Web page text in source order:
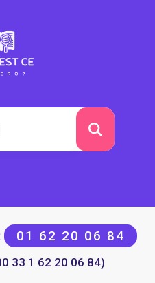
01 62 20 06 84
33 1 62 20 06 84)